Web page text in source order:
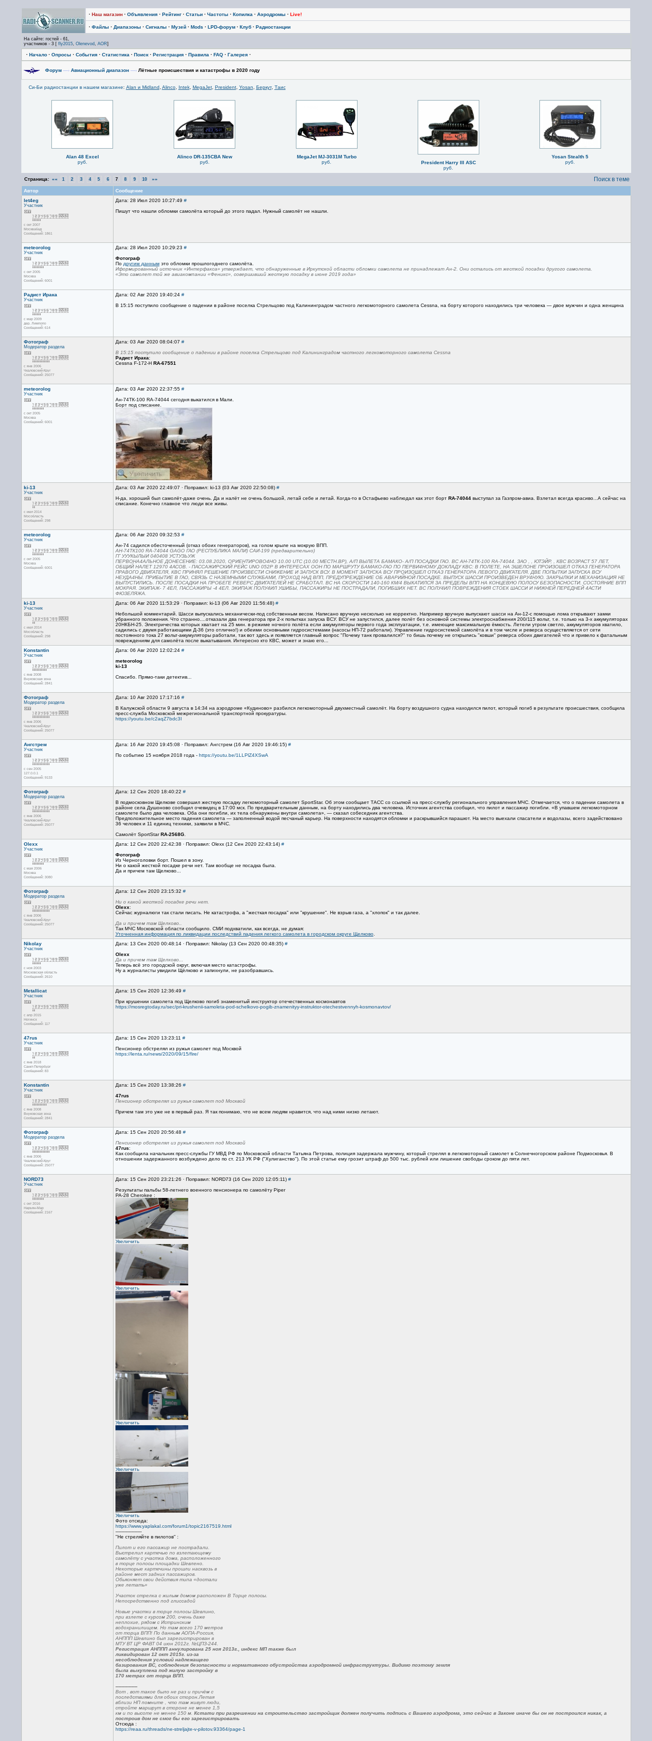
· Наш магазин· Объявления· Рейтинг· Статьи· Частоты · Копилка · Аэродромы · Live!
· Файлы · Диапазоны · Сигналы · Музей· Mods · LPD-форум· Клуб· Радиостанции
На сайте: гостей - 61,
участников - 3 [ fly2015, Olenevod, AOR]
· Начало· Опросы · События· Статистика · Поиск· Регистрация· Правила · FAQ· Галерея·
Форум —› Авиационный диапазон —›Лётные происшествия и катастрофы в 2020 году
Си-Би радиостанции в нашем магазине: Alan и Midland Alinco, Intek, MegaJet, President, Yosan Беркут, Таис
Alan 48 Excel
руб.
Alinco DR-135CBA New
руб.
MegaJet MJ-3031M Turbo
руб.
President Harry III ASC
руб.
Yosan Stealth 5
руб.
Страница: «« 1 2 3 4 5 6 7 8 9 10 »» Поиск в теме
Автор
Сообщение
let4eg
Участник
с окт 2007
Москвабад
Сообщений: 1861
Дата: 28 Июл 2020 10:27:49 #
Пишут что нашли обломки самолёта который до этого падал. Нужный самолёт не нашли.
meteorolog
Участник
с окт 2005
Москва
Сообщений: 6001
Дата: 28 Июл 2020 10:29:23 #
Фотограф
По другим даннымэто обломки прошлогоднего самолёта.
Иформированный источник «Интерфакса» утверждает, что обнаруженные в Иркутской области обломки самолета не принадлежат Ан-2. Они остались от жесткой посадки другого самолета.
«Это самолет той же авиакомпании «Феникс», совершивший жесткую посадку в июне 2019 года»
Радист Ирака
Участник
с мар 2009
дер. Лимпопо
Сообщений: 614
Дата: 02 Авг 2020 19:40:24 #
В 15:15 поступило сообщение о падении в районе поселка Стрельцово под Калининградом частного легкомоторного самолета Cessna, на борту которого находились три человека — двое мужчин и одна женщина
Фотограф
Модератор раздела
с янв 2006
Чкаловский-Круг
Сообщений: 25077
Дата: 03 Авг 2020 08:04:07 #
В 15:15 поступило сообщение о падении в районе поселка Стрельцово под Калининградом частного легкомоторного самолета Cessna
Радист Ирака:
Cessna F-172-H RA-67551
meteorolog
Участник
с окт 2005
Москва
Сообщений: 6001
Дата: 03 Авг 2020 22:37:55 #
Ан-74ТК-100 RA-74044 сегодня выкатился в Мали.
Борт под списание.
ki-13
Участник
с июл 2014
Мособласть
Сообщений: 298
Дата: 03 Авг 2020 22:49:07 · Поправил: ki-13 (03 Авг 2020 22:50:08) #
Н-да, хороший был самолёт-даже очень. Да и налёт не очень большой, летай себе и летай. Когда-то в Остафьево наблюдал как этот борт RA-74044выступал за Газпром-авиа. Взлетал всегда красиво...А сейчас на
списание. Конечно главное что люди все живы.
meteorolog
Участник
с окт 2005
Москва
Сообщений: 6001
Дата: 06 Авг 2020 09:32:53 #
Ан-74 садился обесточенный (отказ обоих генераторов), на голом крыле на мокрую ВПП.
АН-74ТК100 RA-74044 GAGO ГАО (РЕСПУБЛИКА МАЛИ) САИ-199 (предварительно)
ГГ УУУКЫЛЫИ 040408 УСТУЗЬУЖ
ПЕРВОНА4АЛЬНОЕ ДОНЕСЕНИЕ: 03.08.2020, ОРИЕНТИРОВО4НО 10.00 UTC (10.00 МЕСТН.ВР), А/П ВЫЛЕТА БАМАКО- А/П ПОСАДКИ ГАО. ВС АН-74ТК-100 RA-74044. ЗАО , , ЮТЭЙР, , КВС ВОЗРАСТ 57 ЛЕТ,
ОБЩИЙ НАЛЕТ 12970 4АСОВ. - ПАССАЖИРСКИЙ РЕЙС UNO 052P В ИНТЕРЕСАХ ООН ПО МАРШРУТУ БАМАКО-ГАО ПО ПЕРВИ4НОМУ ДОКЛАДУ КВС: В ПОЛЕТЕ, НА ЭШЕЛОНЕ ПРОИЗОШЕЛ ОТКАЗ ГЕНЕРАТОРА
ПРАВОГО ДВИГАТЕЛЯ, КВС ПРИНЯЛ РЕШЕНИЕ ПРОИЗВЕСТИ СНИЖЕНИЕ И ЗАПУСК ВСУ. В МОМЕНТ ЗАПУСКА ВСУ ПРОИЗОШЕЛ ОТКАЗ ГЕНЕРАТОРА ЛЕВОГО ДВИГАТЕЛЯ. ДВЕ ПОПЫТКИ ЗАПУСКА ВСУ
НЕУДА4НЫ. ПРИБЫТИЕ В ГАО, СВЯЗЬ С НАЗЕМНЫМИ СЛУЖБАМИ, ПРОХОД НАД ВПП, ПРЕДУПРЕЖДЕНИЕ ОБ АВАРИЙНОЙ ПОСАДКЕ. ВЫПУСК ШАССИ ПРОИЗВЕДЕН ВРУ4НУЮ. ЗАКРЫЛКИ И МЕХАНИЗАЦИЯ НЕ
ВЫПУСТИЛИСЬ. ПОСЛЕ ПОСАДКИ НА ПРОБЕГЕ РЕВЕРС ДВИГАТЕЛЕЙ НЕ СРАБОТАЛ. ВС НА СКОРОСТИ 140-160 КМ/4 ВЫКАТИЛСЯ ЗА ПРЕДЕЛЫ ВПП НА КОНЦЕВУЮ ПОЛОСУ БЕЗОПАСНОСТИ. СОСТОЯНИЕ ВПП
МОКРАЯ. ЭКИПАЖ- 7 4ЕЛ, ПАССАЖИРЫ -4 4ЕЛ. ЭКИПАЖ ПОЛУ4ИЛ УШИБЫ, ПАССАЖИРЫ НЕ ПОСТРАДАЛИ, ПОГИБШИХ НЕТ. ВС ПОЛУ4ИЛ ПОВРЕЖДЕНИЯ СТОЕК ШАССИ И НИЖНЕЙ ПЕРЕДНЕЙ 4АСТИ
ФЮЗЕЛЯЖА.
ki-13
Участник
с июл 2014
Мособласть
Сообщений: 298
Дата: 06 Авг 2020 11:53:29 · Поправил: ki-13 (06 Авг 2020 11:56:48) #
Небольшой комментарий. Шасси выпускались механически-под собственным весом. Написано вручную несколько не корректно. Например вручную выпускают шасси на Ан-12-с помощью лома открывают замки
убранного положения. Что странно....отказали два генератора при 2-х попытках запуска ВСУ. ВСУ не запустился, далее полёт без основной системы электроснабжения 200/115 вольт, т.е. только на 3-х аккумуляторах
20НКБН-25. Электричества которых хватает на 25 мин. в режиме ночного полёта если аккумуляторы первого года эксплуатации, т.е. имеющие максимальную ёмкость. Летели утром светло, аккумуляторов хватило,
садились с двумя работающими Д-36 (это отлично!) и обеими основными гидросистемами (насосы НП-72 работали). Управление гидросистемой самолёта и в том числе и реверса осуществляется от сети
постоянного тока 27 вольт-аккумуляторы работали, так вот здесь и появляется главный вопрос "Почему танк провалился?" то бишь почему не открылись "ковши" реверса обоих двигателей что и привело к фатальным
повреждениям для самолёта после выкатывания. Интересно кто КВС, может и знаю его...
Konstantin
Участник
с янв 2008
Внуковская зона
Сообщений: 2841
Дата: 06 Авг 2020 12:02:24 #
meteorolog
ki-13
Спасибо. Прямо-таки детектив...
Фотограф
Модератор раздела
с янв 2006
Чкаловский-Круг
Сообщений: 25077
Дата: 10 Авг 2020 17:17:16 #
В Калужской области 9 августа в 14:34 на аэродроме «Кудиново» разбился легкомоторный двухместный самолёт. На борту воздушного судна находился пилот, который погиб в результате происшествия, сообщила
пресс-служба Московской межрегиональной транспортной прокуратуры.
https://youtu.be/c2aqZ7bdc3I
Ангстрем
Участник
с сен 2005
127.0.0.1
Сообщений: 9133
Дата: 16 Авг 2020 19:45:08 · Поправил: Ангстрем (16 Авг 2020 19:46:15) #
По событию 15 ноября 2018 года - https://youtu.be/1LLPlZ4XSwA
Фотограф
Модератор раздела
с янв 2006
Чкаловский-Круг
Сообщений: 25077
Дата: 12 Сен 2020 18:40:22 #
В подмосковном Щелкове совершил жесткую посадку легкомоторный самолет SportStar. Об этом сообщает ТАСС со ссылкой на пресс-службу регионального управления МЧС. Отмечается, что о падении самолета в
районе села Душоново сообщил очевидец в 17:00 мск. По предварительным данным, на борту находились два человека. Источник агентства сообщил, что пилот и пассажир погибли. «В упавшем легкомоторном
самолете было два человека. Оба они погибли, их тела обнаружены внутри самолета», — сказал собеседник агентства.
Предположительное место падения самолета — заполненный водой песчаный карьер. На поверхности находятся обломки и раскрывшийся парашют. На место выехали спасатели и водолазы, всего задействовано
36 человек и 11 единиц техники, заявили в МЧС.
Cамолёт SportStarRA-2568G.
Olexx
Участник
с мая 2006
Москва
Сообщений: 3080
Дата: 12 Сен 2020 22:42:38 · Поправил: Olexx (12 Сен 2020 22:43:14) #
Фотограф
Из Черноголовки борт. Пошел в зону.
Ни о какой жесткой посадке речи нет. Там вообще не посадка была.
Да и причем там Щелково...
Фотограф
Модератор раздела
с янв 2006
Чкаловский-Круг
Сообщений: 25077
Дата: 12 Сен 2020 23:15:32 #
Ни о какой жесткой посадке речи нет.
Olexx:
Сейчас журналюги так стали писать. Не катастрофа, а "жесткая посадка" или "крушение". Не взрыв газа, а "хлопок" и так далее.
Да и причем там Щелково..
Так МЧС Московской области сообщило. СМИ подхватили, как всегда, не думая:
Уточненная информация по ликвидации последствий падения легкого самолета в городском округе Щелково.
Nikolay
Участник
с ноя 2003
Московская область
Сообщений: 2610
Дата: 13 Сен 2020 00:48:14 · Поправил: Nikolay (13 Сен 2020 00:48:35) #
Olexx
Да и причем там Щелково...
Теперь всё это городской округ, включая место катастрофы.
Ну а журналисты увидили Щёлково и запихнули, не разобравшись.
Metallicat
Участник
с апр 2015
Ногинск
Сообщений: 117
Дата: 15 Сен 2020 12:36:49 #
При крушении самолета под Щелково погиб знаменитый инструктор отечественных космонавтов
https://mosregtoday.ru/sec/pri-krushenii-samoleta-pod-schelkovo-pogib-znamenityy-instruktor-otechestvennyh-kosmonavtov/
47rus
Участник
с янв 2018
Санкт-Петербург
Сообщений: 83
Дата: 15 Сен 2020 13:23:11 #
Пенсионер обстрелял из ружья самолет под Москвой
https://lenta.ru/news/2020/09/15/fire/
Konstantin
Участник
с янв 2008
Внуковская зона
Сообщений: 2841
Дата: 15 Сен 2020 13:38:26 #
47rus
Пенсионер обстрелял из ружья самолет под Москвой
Причем там это уже не в первый раз. Я так понимаю, что не всем людям нравится, что над ними низко летают.
Фотограф
Модератор раздела
с янв 2006
Чкаловский-Круг
Сообщений: 25077
Дата: 15 Сен 2020 20:56:48 #
Пенсионер обстрелял из ружья самолет под Москвой
47rus:
Как сообщила начальник пресс-службы ГУ МВД РФ по Московской области Татьяна Петрова, полиция задержала мужчину, который стрелял в легкомоторный самолет в Солнечногорском районе Подмосковья. В
отношении задержанного возбуждено дело по ст. 213 УК РФ ("Хулиганство"). По этой статье ему грозит штраф до 500 тыс. рублей или лишение свободы сроком до пяти лет.
NORD73
Участник
с окт 2016
Нарьян-Мар
Сообщений: 2167
Дата: 15 Сен 2020 23:21:26 · Поправил: NORD73 (16 Сен 2020 12:05:11) #
Результаты пальбы 58-летнего военного пенсионера по самолёту Piper
PA-28 Cherokee :
Увеличить
Увеличить
Увеличить
Увеличить
Увеличить
Фото отсюда:
https://www.yaplakal.com/forum1/topic2167519.html
------------------
''Не стреляйте в пилотов'' :
Пилот и его пассажир не пострадали.
Выстрелил картечью по взлетающему
самолёту с участка дома, расположенного
в торце полосы площадки Шевлено.
Некоторые картечины прошли насквозь в
районе мест задних пассажиров.
Обьясняет свои действия типа «достали
уже летать»
Участок стрелка с жилым домом расположен В Торце полосы.
Непосредственно под глиссадой
Новые участки в торце полосы Шевлино,
при взлете с курсом 200, очень даже
неплохие, рядом с Истринским
водохранилищем. Но там всего 170 метров
от торца ВПП! По данным АОПА-Россия,
АНППП Шевлино был зарегистрирован в
МТУ ВТ ЦР ФАВТ 04 июн 2012г. №ЦПЗ-244.
Регистрация АНППП аннулирована 25 ноя 2013г., индекс МП также был
ликвидирован 12 окт 2015г. из-за
несоблюдения условий надлежащего
базирования ВС, соблюдения безопасности и нормативного обустройства аэродромной инфраструктуры. Видимо поэтому земля
была выкуплена под жилую застройку в
170 метрах от торца ВПП.
---------------
Вот , вот такое было не раз и причём с
последствиями для обоих сторон.Летая
вблизи НП помните , что там живут люди,
стройте маршрут в стороне не менее 1,5
км и по высоте не менее 150 м. Кстати при разрешении на строительство застройщик должен получить подпись с Вашего аэродрома, это сейчас в Законе иначе бы он не построился никак, а
построив дом не смог бы его зарегистрировать
Отсюда :
https://reaa.ru/threads/ne-streljajte-v-pilotov.93364/page-1